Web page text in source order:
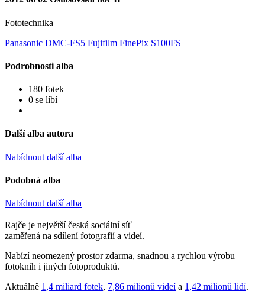
Fototechnika
Panasonic DMC-FS5 Fujifilm FinePix S100FS
Podrobnosti alba
180 fotek
0 se líbí
Další alba autora
Nabídnout další alba
Podobná alba
Nabídnout další alba
Rajče je největší česká sociální síť
zaměřená na sdílení fotografií a videí.
Nabízí neomezený prostor zdarma, snadnou a rychlou výrobu
fotoknih i jiných fotoproduktů.
Aktuálně 1,4 miliard fotek, 7,86 milionů videía 1,42 milionů lidí.